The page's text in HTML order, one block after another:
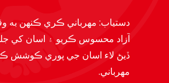
دستياب: مهرباني ڪري ڪنهن به
آزاد محسوس ڪريو ۽ اسان کي
ڏيڻ لاء اسان جي پوري ڪوشش
مهرباني.